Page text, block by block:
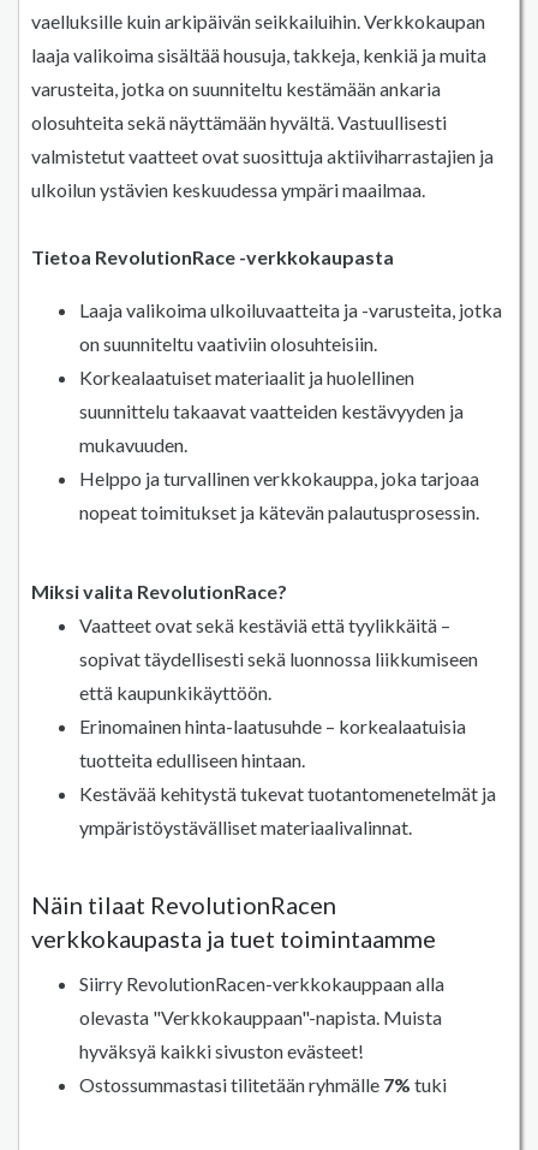
vaelluksille kuin arkipäivän seikkailuihin. Verkkokaupan
laaja valikoima sisältää housuja, takkeja, kenkiä ja muita
varusteita, jotka on suunniteltu kestämään ankaria
olosuhteita sekä näyttämään hyvältä. Vastuullisesti
valmistetut vaatteet ovat suosittuja aktiiviharrastajien ja
ulkoilun ystävien keskuudessa ympäri maailmaa.
Tietoa RevolutionRace -verkkokaupasta
Laaja valikoima ulkoiluvaatteita ja -varusteita, jotka
on suunniteltu vaativiin olosuhteisiin.
Korkealaatuiset materiaalit ja huolellinen
suunnittelu takaavat vaatteiden kestävyyden ja
mukavuuden.
Helppo ja turvallinen verkkokauppa, joka tarjoaa
nopeat toimitukset ja kätevän palautusprosessin.
Miksi valita RevolutionRace?
Vaatteet ovat sekä kestäviä että tyylikkäitä –
sopivat täydellisesti sekä luonnossa liikkumiseen
että kaupunkikäyttöön.
Erinomainen hinta-laatusuhde – korkealaatuisia
tuotteita edulliseen hintaan.
Kestävää kehitystä tukevat tuotantomenetelmät ja
ympäristöystävälliset materiaalivalinnat.
Näin tilaat RevolutionRacen
verkkokaupasta ja tuet toimintaamme
Siirry RevolutionRacen-verkkokauppaan alla
olevasta "Verkkokauppaan"-napista. Muista
hyväksyä kaikki sivuston evästeet!
Ostossummastasi tilitetään ryhmälle 7% tuki